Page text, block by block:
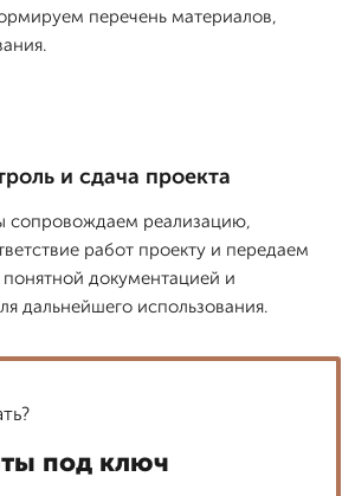
перечень материалов,
и сдача проекта
сопровождаем реализацию,
работ проекту и передаем
документацией и
дальнейшего использования.
под ключ